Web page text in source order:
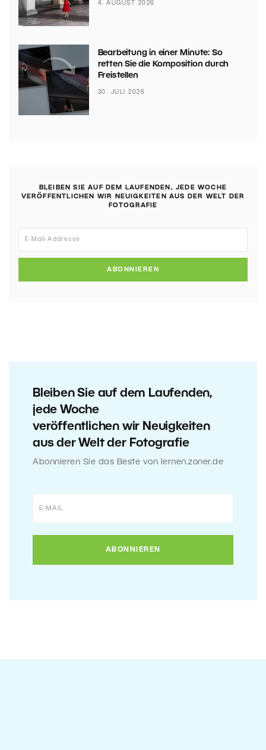
4. AUGUST 2026
Bearbeitung in einer Minute: So
retten Sie die Komposition durch
Freistellen
30. JULI 2026
BLEIBEN SIE AUF DEM LAUFENDEN, JEDE WOCHE
VERÖFFENTLICHEN WIR NEUIGKEITEN AUS DER WELT DER
FOTOGRAFIE
ABONNIEREN
Bleiben Sie auf dem Laufenden,
jede Woche
veröffentlichen wir Neuigkeiten
aus der Welt der Fotografie
Abonnieren Sie das Beste von lernen.zoner.de